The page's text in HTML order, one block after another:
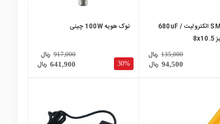
خازن SMD الکترولیت 680uF /
94,500 ریال
135,000 ریال
30%
نوک هویه 100W چینی
641,900 ریال
917,000 ریال